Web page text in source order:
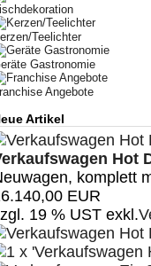
Teelichter
Gastronomie
Angebote
Artikel
Hot
komplett
EUR
19 % UST exkl.